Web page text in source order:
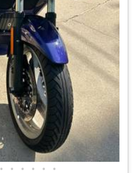
• • • • • •